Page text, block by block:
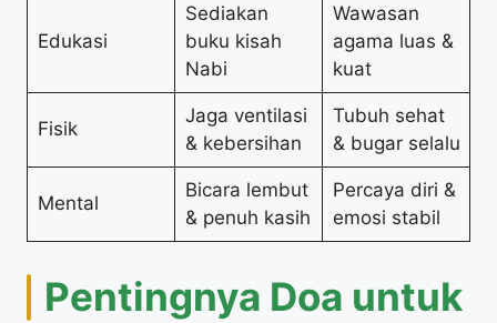
Edukasi
Sediakan
buku kisah
Nabi
Wawasan
agama luas &
kuat
Fisik
Jaga ventilasi
& kebersihan
Tubuh sehat
& bugar selalu
Mental
Bicara lembut
& penuh kasih
Percaya diri &
emosi stabil
Pentingnya Doa untuk